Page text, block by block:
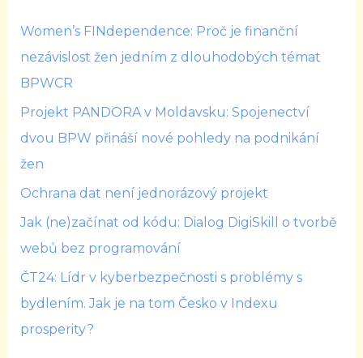
Women’s FINdependence: Proč je finanční
nezávislost žen jedním z dlouhodobých témat
BPWCR
Projekt PANDORA v Moldavsku: Spojenectví
dvou BPW přináší nové pohledy na podnikání
žen
Ochrana dat není jednorázový projekt
Jak (ne)začínat od kódu: Dialog DigiSkill o tvorbě
webů bez programování
ČT24: Lídr v kyberbezpečnosti s problémy s
bydlením. Jak je na tom Česko v Indexu
prosperity?